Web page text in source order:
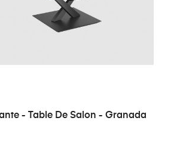
- Table De Salon - Granada